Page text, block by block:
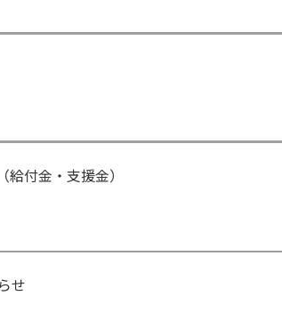
付金・支援金）
せ